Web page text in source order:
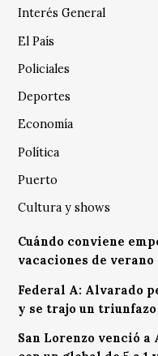
Interés General
El País
Policiales
Deportes
Economía
Política
Puerto
Cultura y shows
Cuándo conviene
vacaciones de
Federal A: Alvarado
y se trajo un triunfazo
San Lorenzo venció